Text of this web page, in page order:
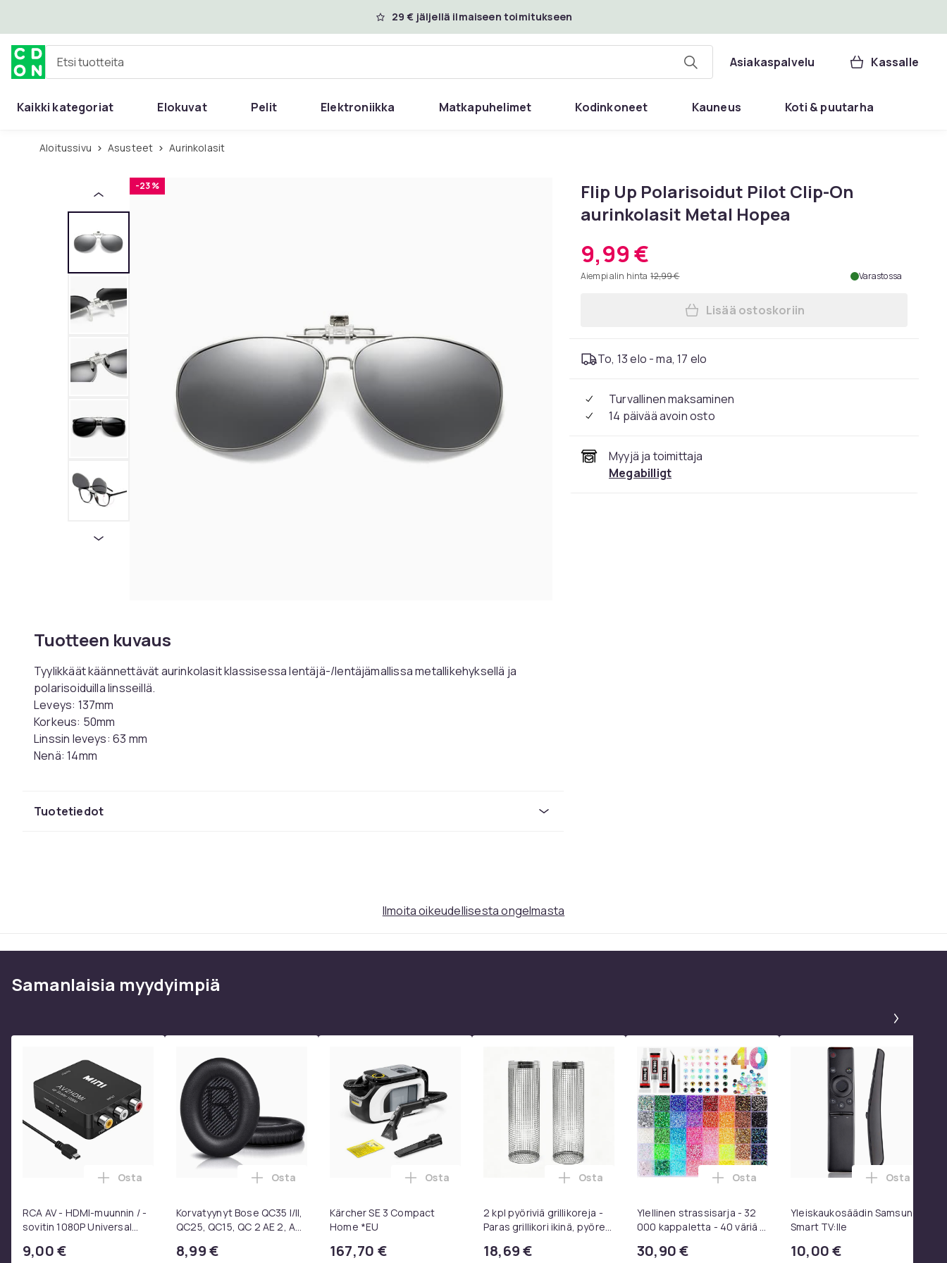
29 € jäljellä ilmaiseen toimitukseen
Etsi tuotteita Asiakaspalvelu Kassalle
Kaikki kategoriat Elokuvat Pelit Elektroniikka Matkapuhelimet Kodinkoneet Kauneus Koti & puutarha
Aloitussivu Asusteet Aurinkolasit
-23 %
Tuotteen kuvaus
Tyylikkäät käännettävät aurinkolasit klassisessa lentäjä-/lentäjämallissa metallikehyksellä ja
polarisoiduilla linsseillä.
Leveys: 137mm
Korkeus: 50mm
Linssin leveys: 63 mm
Nenä: 14mm
Tuotetiedot
Flip Up Polarisoidut Pilot Clip-On
aurinkolasit Metal Hopea
9,99 €
Aiempi alin hinta 12,99 € Varastossa
Lisää Flip Up Polarisoidut Pilot
Lisää ostoskoriin
To, 13 elo - ma, 17 elo
Turvallinen maksaminen
14 päivää avoin osto
Myyjä ja toimittaja
Megabilligt
Ilmoita oikeudellisesta ongelmasta
Samanlaisia ​​myydyimpiä
RCA AV - HDMI-muunnin / -
sovitin 1080P Universal
9,00 €
Lisää RCA AV - HDMI-muunnin / -sovitin 1080P Universal Musta ostoskoriin
Osta
Korvatyynyt Bose QC35 I/II,
QC25, QC15, QC 2 AE 2, AE
SoundLink Black
8,99 €
Lisää Korvatyynyt Bose QC35 I/II, QC25, QC15, QC 2 AE 2, AE 2i, AE 2w, SoundTrue, SoundLink Black ostoskoriin
Osta
Kärcher SE 3 Compact
Home *EU
167,70 €
Lisää Kärcher SE 3 Compact Home *EU ostoskoriin
Osta
2 kpl pyöriviä grillikoreja -
Paras grillikori ikinä, pyöreä
teräksestä valmistettu
18,69 €
Lisää 2 kpl pyöriviä grillikoreja - Paras grillikori ikinä, pyöreä
Osta
Ylellinen strassisarja - 32
000 kappaletta - 40 väriä -
strassit - koko 3mm - Liima
30,90 €
Lisää Ylellinen strassisarja - 32 000
Osta
Yleiskaukosäädin Samsung
Smart TV:lle
10,00 €
Lisää
Osta